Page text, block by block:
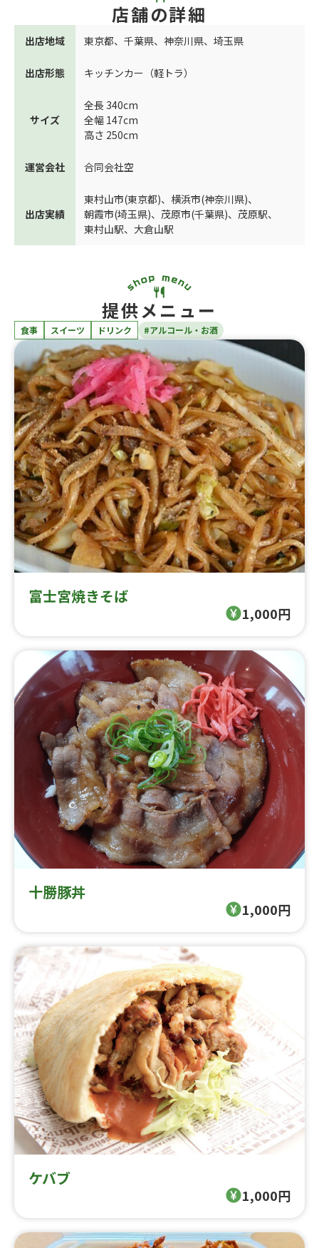
店舗の詳細
出店地域 東京都、 千葉県、 神奈川県、 埼玉県
出店形態 キッチンカー（軽トラ）
サイズ
全長 340cm
全幅 147cm
高さ 250cm
運営会社 合同会社空
出店実績
東村山市(東京都)、 横浜市(神奈川県)、
朝霞市(埼玉県)、 茂原市(千葉県)、 茂原駅、
東村山駅、 大倉山駅
提供メニュー
食事 スイーツ ドリンク #アルコール・お酒
富士宮焼きそば
1,000円
十勝豚丼
1,000円
ケバブ
1,000円